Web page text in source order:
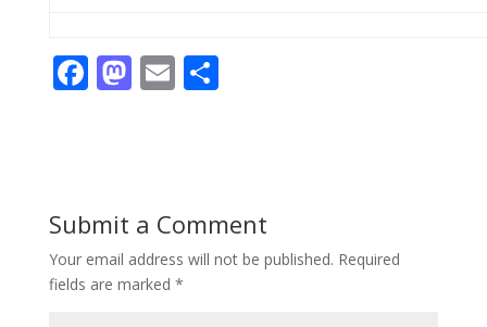
F
o
o
k
M
o
n
E S
Submit a Comment
Your email address will not be published. Required
fields are marked *